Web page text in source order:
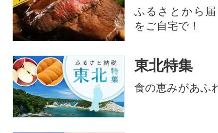
ふるさとから
をご自宅で！
東北特集
食の恵みがあふ